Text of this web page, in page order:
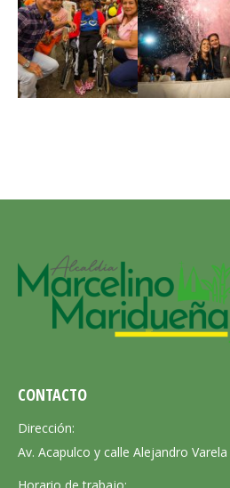
CONTACTO
Dirección:
Av. Acapulco y calle Alejandro